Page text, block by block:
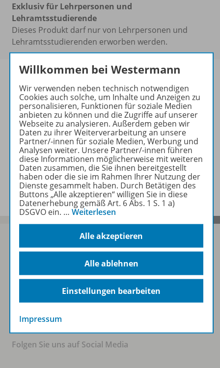
Exklusiv für Lehrpersonen und
Lehramtsstudierende
Dieses Produkt darf nur von Lehrpersonen und
Lehramtsstudierenden erworben werden.
Produktinformationen
Beschreibung
Zugehörige Produkte
Zum Newsletter anmelden
Folgen Sie uns auf Social Media
Willkommen bei Westermann
Wir verwenden neben technisch notwendigen
Cookies auch solche, um Inhalte und Anzeigen zu
personalisieren, Funktionen für soziale Medien
anbieten zu können und die Zugriffe auf unserer
Webseite zu analysieren. Außerdem geben wir
Daten zu ihrer Weiterverarbeitung an unsere
Partner/-innen für soziale Medien, Werbung und
Analysen weiter. Unsere Partner/-innen führen
diese Informationen möglicherweise mit weiteren
Daten zusammen, die Sie ihnen bereitgestellt
haben oder die sie im Rahmen Ihrer Nutzung der
Dienste gesammelt haben. Durch Betätigen des
Buttons „Alle akzeptieren“ willigen Sie in diese
Datenerhebung gemäß Art. 6 Abs. 1 S. 1 a)
DSGVO ein. … Weiterlesen
Alle akzeptieren
Alle ablehnen
Einstellungen bearbeiten
Impressum